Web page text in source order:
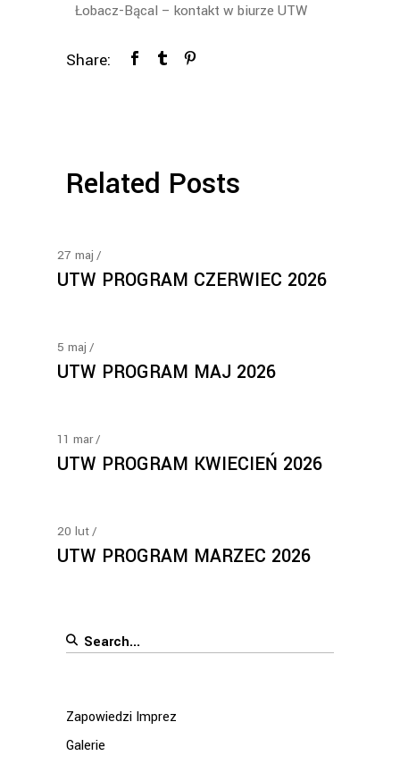
Łobacz-Bącal – kontakt w biurze UTW
Share:
Related Posts
27 maj
UTW PROGRAM CZERWIEC 2026
5 maj
UTW PROGRAM MAJ 2026
11 mar
UTW PROGRAM KWIECIEŃ 2026
20 lut
UTW PROGRAM MARZEC 2026
Search
Zapowiedzi Imprez
Galerie